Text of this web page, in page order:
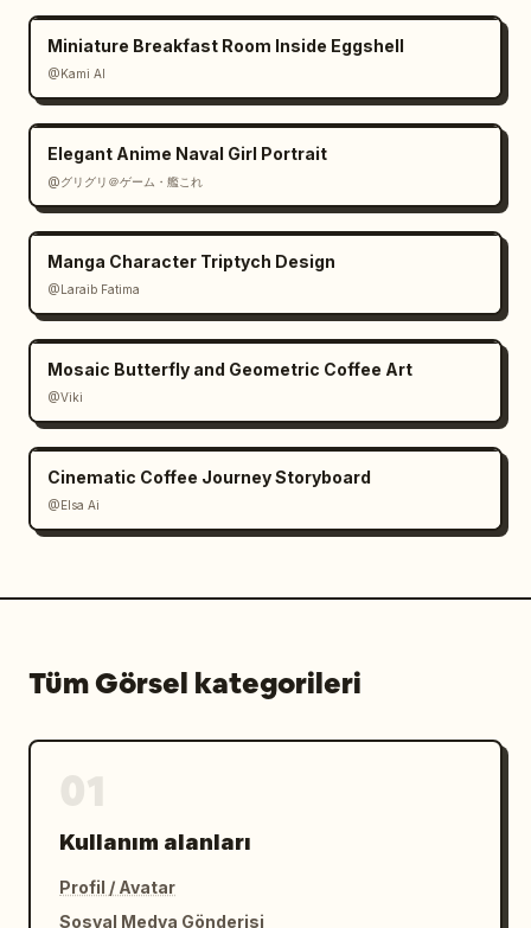
Miniature Breakfast Room Inside Eggshell
@Kami AI
Elegant Anime Naval Girl Portrait
@グリグリ＠ゲーム・艦これ
Manga Character Triptych Design
@Laraib Fatima‎
Mosaic Butterfly and Geometric Coffee Art
@Viki
Cinematic Coffee Journey Storyboard
@Elsa Ai
Tüm Görsel kategorileri
Kullanım alanları
Profil / Avatar
Sosyal Medya Gönderisi